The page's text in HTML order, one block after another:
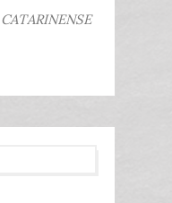
CATARINENSE